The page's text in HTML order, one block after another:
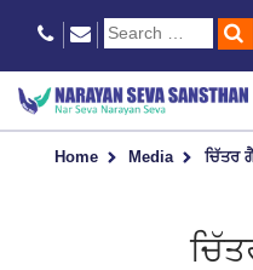
Home Media ਚਿੱਤਰ